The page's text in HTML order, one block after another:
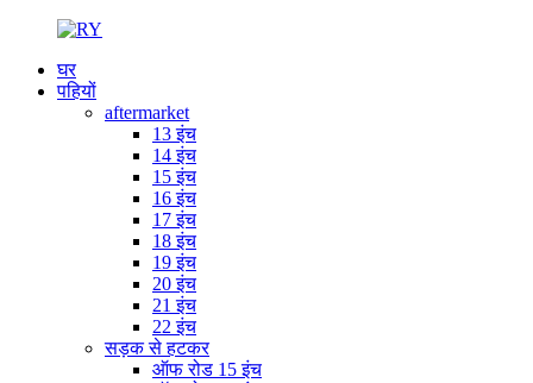
घर
पहियों
aftermarket
13 इंच
14 इंच
15 इंच
16 इंच
17 इंच
18 इंच
19 इंच
20 इंच
21 इंच
22 इंच
सड़क से हटकर
ऑफ रोड 15 इंच